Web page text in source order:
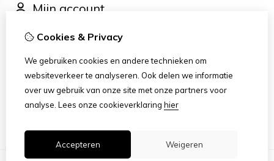
Mijn account
Bestelhistorie
Nieuwsbrief
Klantenservice
Contact
Sitemap
Cookies & Privacy
We gebruiken cookies en andere technieken om
websiteverkeer te analyseren. Ook delen we informatie
over uw gebruik van onze site met onze partners voor
analyse. Lees onze cookieverklaring hier
Accepteren Weigeren